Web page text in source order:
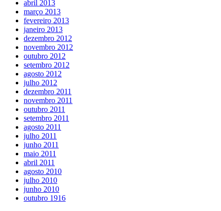
abril 2013
março 2013
fevereiro 2013
janeiro 2013
dezembro 2012
novembro 2012
outubro 2012
setembro 2012
agosto 2012
julho 2012
dezembro 2011
novembro 2011
outubro 2011
setembro 2011
agosto 2011
julho 2011
junho 2011
maio 2011
abril 2011
agosto 2010
julho 2010
junho 2010
outubro 1916